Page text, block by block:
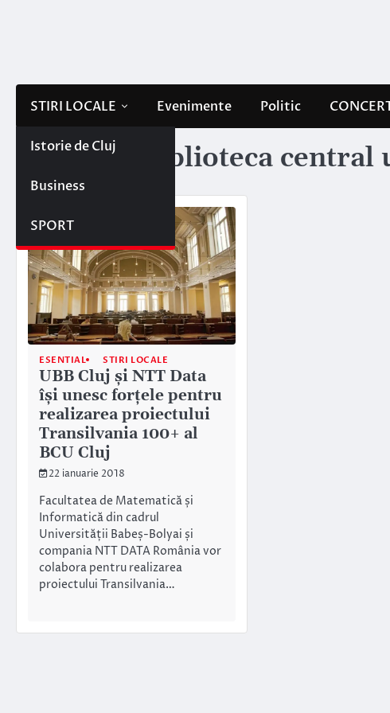
STIRI LOCALE
Istorie de Cluj
Business
SPORT
Evenimente Politic
Etichetă: biblioteca
ESENTIAL STIRI LOCALE
UBB Cluj şi NTT Data
îşi unesc forţele pentru
realizarea proiectului
Transilvania 100+ al
BCU Cluj
22 ianuarie 2018
Facultatea de Matematică și
Informatică din cadrul
Universității Babeș-Bolyai și
compania NTT DATA România vor
colabora pentru realizarea
proiectului Transilvania…